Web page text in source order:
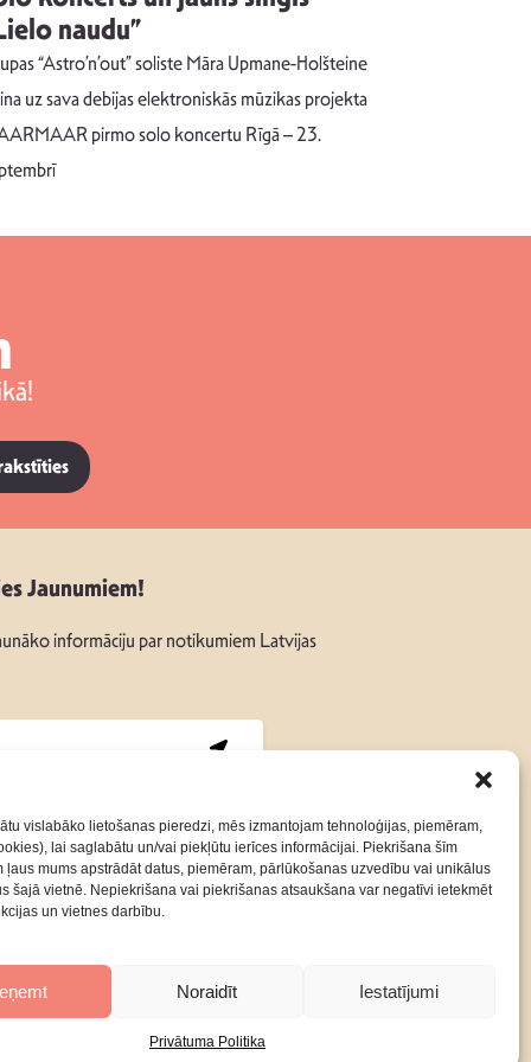
vislabāko lietošanas pieredzi, mēs izmantojam tehnoloģijas, piemēram,
lai saglabātu un/vai piekļūtu ierīces informācijai. Piekrišana šīm
ļaus mums apstrādāt datus, piemēram, pārlūkošanas uzvedību vai unikālus
šajā vietnē. Nepiekrišana vai piekrišanas atsaukšana var negatīvi ietekmēt
un vietnes darbību.
Noraidīt Iestatījumi
Privātuma Politika
naudu”
“Astro’n’out” soliste Māra Upmane-Holšteine
uz sava debijas elektroniskās mūzikas projekta
pirmo solo koncertu Rīgā – 23.
Jaunumiem!
informāciju par notikumiem Latvijas
Kontakti Privātuma Politika